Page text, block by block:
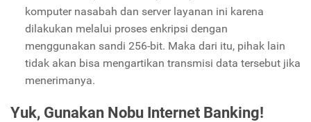
komputer nasabah dan server layanan ini karena
dilakukan melalui proses enkripsi dengan
menggunakan sandi 256-bit. Maka dari itu, pihak lain
tidak akan bisa mengartikan transmisi data tersebut jika
menerimanya.
Yuk, Gunakan Nobu Internet Banking!